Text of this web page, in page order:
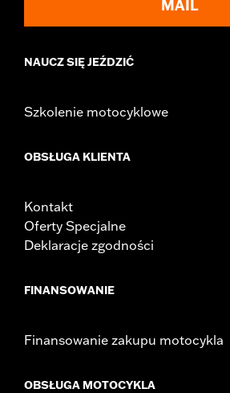
Windshield Overall Height UOM:Inches
WARRANTY:1 year limited warranty –
MAIL
NAUCZ SIĘ JEŹDZIĆ
Szkolenie motocyklowe
OBSŁUGA KLIENTA
Kontakt
Oferty Specjalne
Deklaracje zgodności
FINANSOWANIE
Finansowanie zakupu motocykla
OBSŁUGA MOTOCYKLA